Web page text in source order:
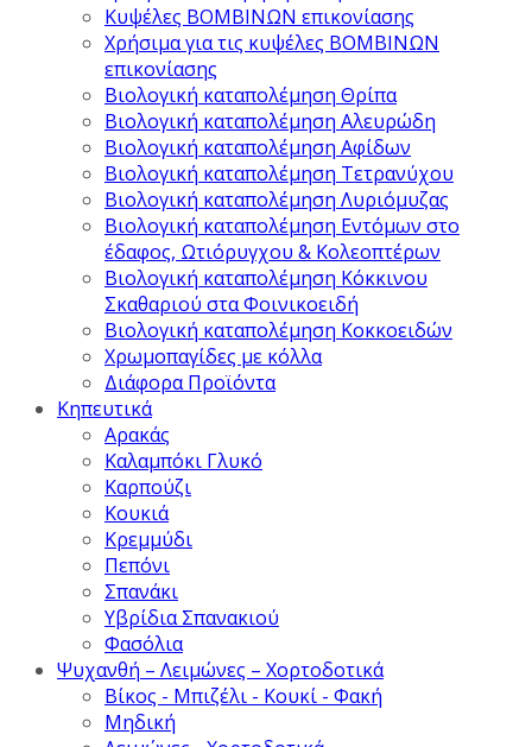
Κυψέλες ΒΟΜΒΙΝΩΝ επικονίασης
Χρήσιμα για τις κυψέλες ΒΟΜΒΙΝΩΝ
επικονίασης
Βιολογική καταπολέμηση Θρίπα
Βιολογική καταπολέμηση Αλευρώδη
Βιολογική καταπολέμηση Αφίδων
Βιολογική καταπολέμηση Τετρανύχου
Βιολογική καταπολέμηση Λυριόμυζας
Βιολογική καταπολέμηση Εντόμων στο
έδαφος, Ωτιόρυγχου & Κολεοπτέρων
Βιολογική καταπολέμηση Κόκκινου
Σκαθαριού στα Φοινικοειδή
Βιολογική καταπολέμηση Κοκκοειδών
Χρωμοπαγίδες με κόλλα
Διάφορα Προϊόντα
Κηπευτικά
Αρακάς
Καλαμπόκι Γλυκό
Καρπούζι
Κουκιά
Κρεμμύδι
Πεπόνι
Σπανάκι
Υβρίδια Σπανακιού
Φασόλια
Ψυχανθή – Λειμώνες – Χορτοδοτικά
Βίκος - Μπιζέλι - Κουκί - Φακή
Μηδική